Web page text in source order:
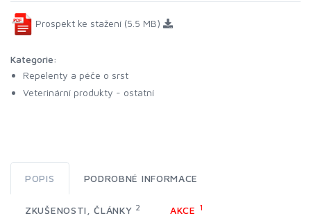
Prospekt ke stažení (5.5 MB)
Kategorie:
Repelenty a péče o srst
Veterinární produkty - ostatní
POPIS PODROBNÉ INFORMACE
ZKUŠENOSTI, ČLÁNKY 2 AKCE 1